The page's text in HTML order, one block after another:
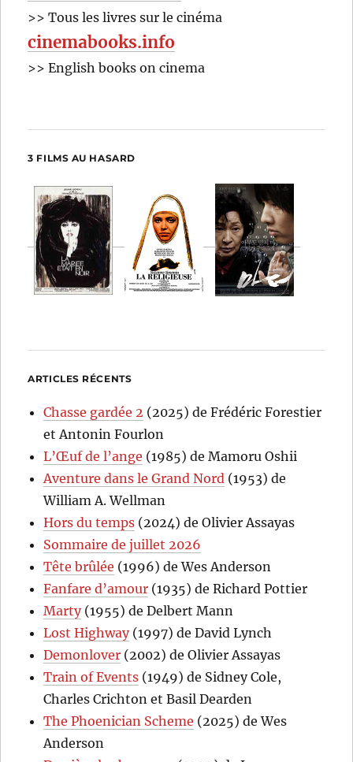
>> Tous les livres sur le cinéma
cinemabooks.info
>> English books on cinema
3 FILMS AU HASARD
ARTICLES RÉCENTS
Chasse gardée 2 (2025) de Frédéric Forestier
et Antonin Fourlon
L’Œuf de l’ange (1985) de Mamoru Oshii
Aventure dans le Grand Nord (1953) de
William A. Wellman
Hors du temps (2024) de Olivier Assayas
Sommaire de juillet 2026
Tête brûlée (1996) de Wes Anderson
Fanfare d’amour (1935) de Richard Pottier
Marty(1955) de Delbert Mann
Lost Highway(1997) de David Lynch
Demonlover (2002) de Olivier Assayas
Train of Events (1949) de Sidney Cole,
Charles Crichton et Basil Dearden
The Phoenician Scheme (2025) de Wes
Anderson